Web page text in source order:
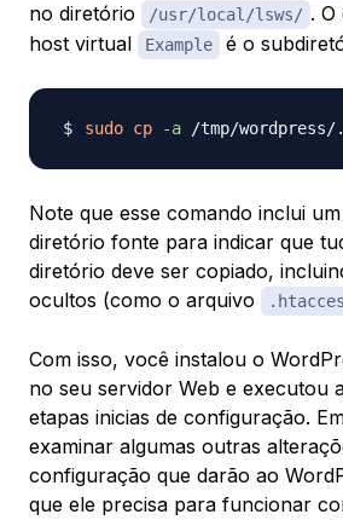
no diretório
/usr/local/lsws/ . O
host virtual
Example é o
sudo cp -a /tmp/
Note que esse comando inclui
diretório fonte para indicar que
diretório deve ser copiado,
ocultos (como o arquivo
Com isso, você instalou o
no seu servidor Web e executou
etapas inicias de configuração.
examinar algumas outras
configuração que darão ao
que ele precisa para funcionar